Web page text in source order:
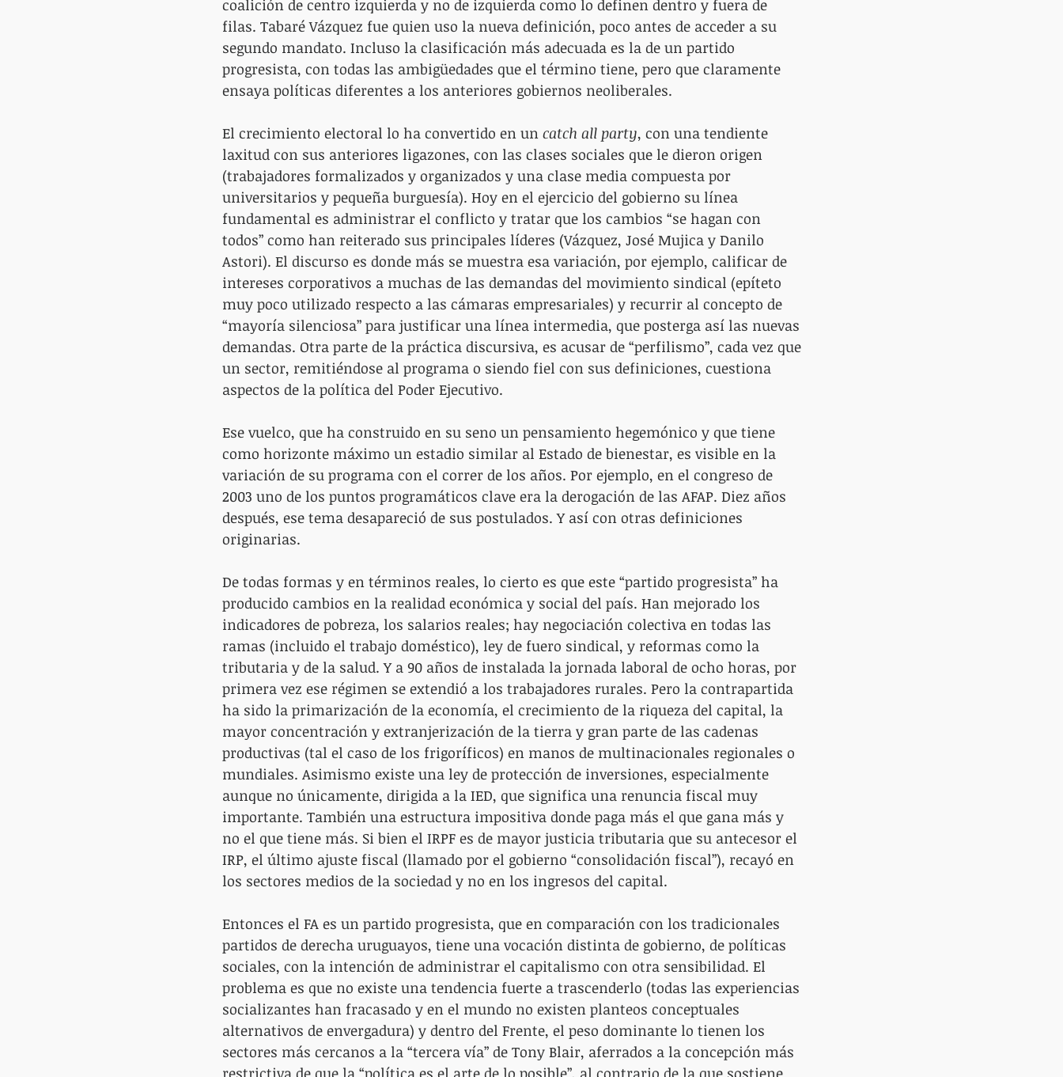
coalición de centro izquierda y no de izquierda como lo definen dentro y fuera de
filas. Tabaré Vázquez fue quien uso la nueva definición, poco antes de acceder a su
segundo mandato. Incluso la clasificación más adecuada es la de un partido
progresista, con todas las ambigüedades que el término tiene, pero que claramente
ensaya políticas diferentes a los anteriores gobiernos neoliberales.
El crecimiento electoral lo ha convertido en un catch all party, con una tendiente
laxitud con sus anteriores ligazones, con las clases sociales que le dieron origen
(trabajadores formalizados y organizados y una clase media compuesta por
universitarios y pequeña burguesía). Hoy en el ejercicio del gobierno su línea
fundamental es administrar el conflicto y tratar que los cambios “se hagan con
todos” como han reiterado sus principales líderes (Vázquez, José Mujica y Danilo
Astori). El discurso es donde más se muestra esa variación, por ejemplo, calificar de
intereses corporativos a muchas de las demandas del movimiento sindical (epíteto
muy poco utilizado respecto a las cámaras empresariales) y recurrir al concepto de
“mayoría silenciosa” para justificar una línea intermedia, que posterga así las nuevas
demandas. Otra parte de la práctica discursiva, es acusar de “perfilismo”, cada vez que
un sector, remitiéndose al programa o siendo fiel con sus definiciones, cuestiona
aspectos de la política del Poder Ejecutivo.
Ese vuelco, que ha construido en su seno un pensamiento hegemónico y que tiene
como horizonte máximo un estadio similar al Estado de bienestar, es visible en la
variación de su programa con el correr de los años. Por ejemplo, en el congreso de
2003 uno de los puntos programáticos clave era la derogación de las AFAP. Diez años
después, ese tema desapareció de sus postulados. Y así con otras definiciones
originarias.
De todas formas y en términos reales, lo cierto es que este “partido progresista” ha
producido cambios en la realidad económica y social del país. Han mejorado los
indicadores de pobreza, los salarios reales; hay negociación colectiva en todas las
ramas (incluido el trabajo doméstico), ley de fuero sindical, y reformas como la
tributaria y de la salud. Y a 90 años de instalada la jornada laboral de ocho horas, por
primera vez ese régimen se extendió a los trabajadores rurales. Pero la contrapartida
ha sido la primarización de la economía, el crecimiento de la riqueza del capital, la
mayor concentración y extranjerización de la tierra y gran parte de las cadenas
productivas (tal el caso de los frigoríficos) en manos de multinacionales regionales o
mundiales. Asimismo existe una ley de protección de inversiones, especialmente
aunque no únicamente, dirigida a la IED, que significa una renuncia fiscal muy
importante. También una estructura impositiva donde paga más el que gana más y
no el que tiene más. Si bien el IRPF es de mayor justicia tributaria que su antecesor el
IRP, el último ajuste fiscal (llamado por el gobierno “consolidación fiscal”), recayó en
los sectores medios de la sociedad y no en los ingresos del capital.
Entonces el FA es un partido progresista, que en comparación con los tradicionales
partidos de derecha uruguayos, tiene una vocación distinta de gobierno, de políticas
sociales, con la intención de administrar el capitalismo con otra sensibilidad. El
problema es que no existe una tendencia fuerte a trascenderlo (todas las experiencias
socializantes han fracasado y en el mundo no existen planteos conceptuales
alternativos de envergadura) y dentro del Frente, el peso dominante lo tienen los
sectores más cercanos a la “tercera vía” de Tony Blair, aferrados a la concepción más